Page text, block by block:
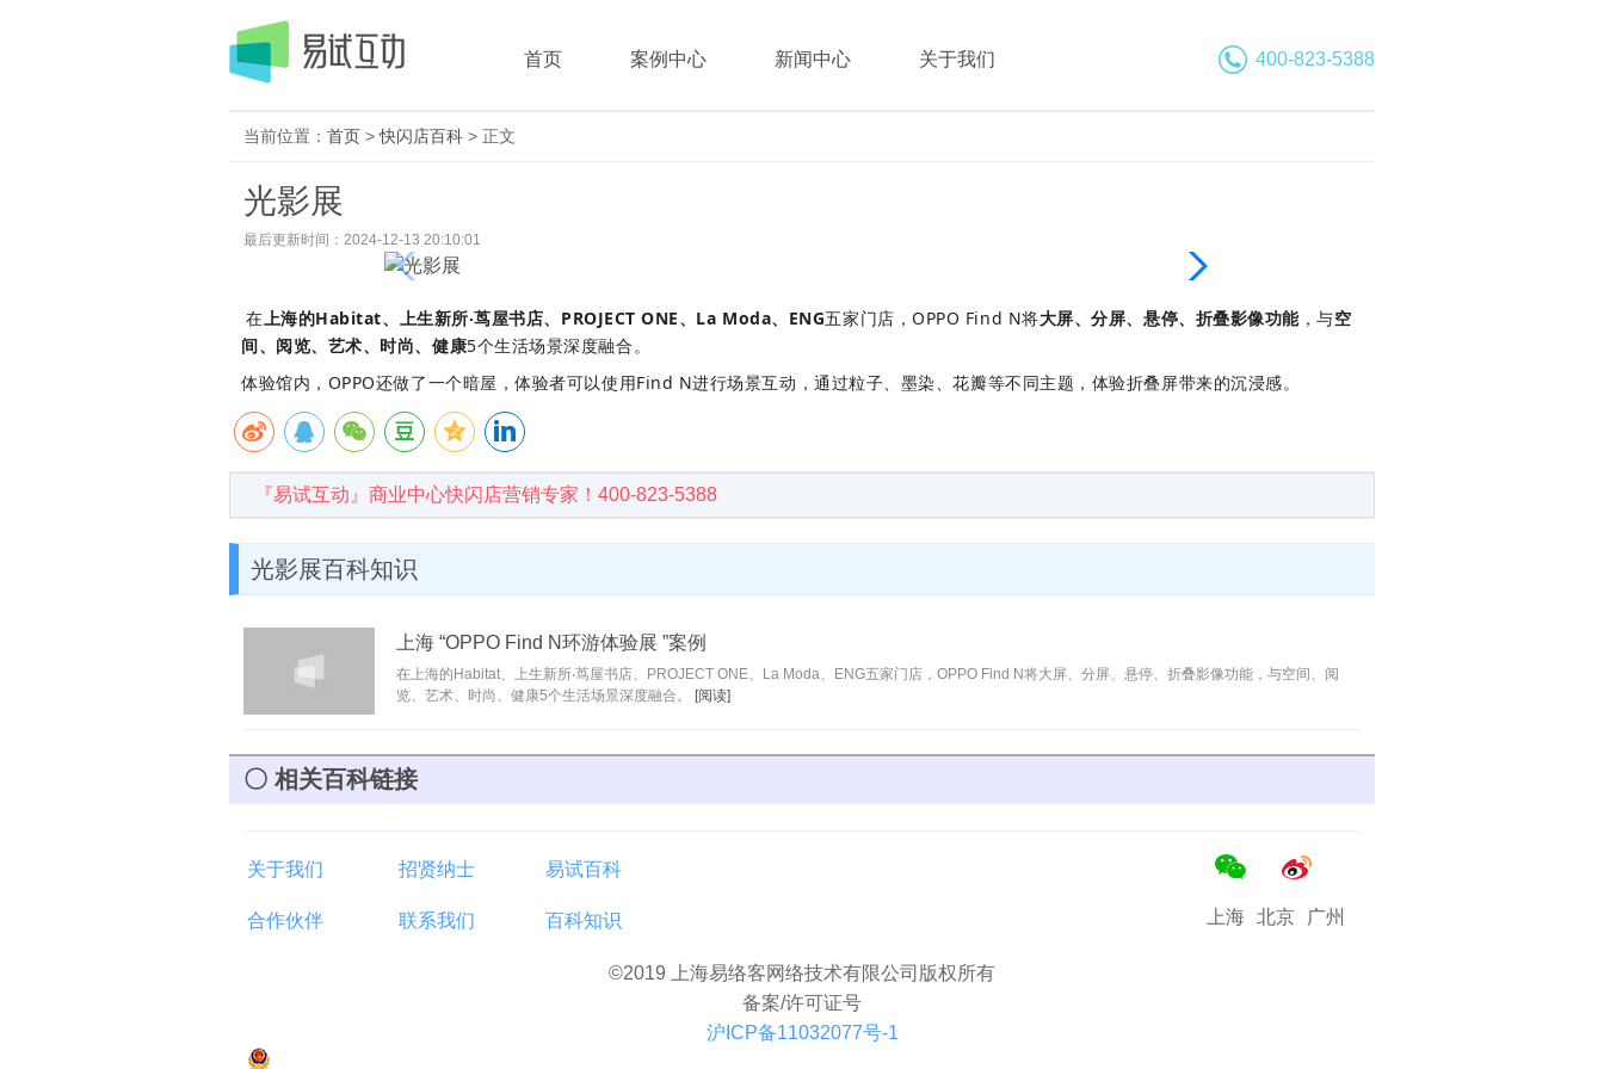
首页 案例中心 新闻中心 关于我们 400-823-5388
当前位置： 首页 >快闪店百科 > 正文
光影展
最后更新时间：2024-12-13 20:10:01
在上海的Habitat、上生新所‧茑屋书店、PROJECT ONE、La Moda、ENG五家门店，OPPO Find N将大屏、分屏、悬停、折叠影像功能，与空
间、阅览、艺术、时尚、健康5个生活场景深度融合。
体验馆内，OPPO还做了一个暗屋，体验者可以使用Find N进行场景互动，通过粒子、墨染、花瓣等不同主题，体验折叠屏带来的沉浸感。
『易试互动』商业中心快闪店营销专家！400-823-5388
光影展百科知识
上海 “OPPO Find N环游体验展 ”案例
在上海的Habitat、上生新所‧茑屋书店、PROJECT ONE、La Moda、ENG五家门店，OPPO Find N将大屏、分屏、悬停、折叠影像功能，与空间、阅
览、艺术、时尚、健康5个生活场景深度融合。
[阅读]
相关百科链接
关于我们 招贤纳士 易试百科
合作伙伴 联系我们 百科知识 上海 北京 广州
©2019 上海易络客网络技术有限公司版权所有
备案/许可证号
沪ICP备11032077号-1